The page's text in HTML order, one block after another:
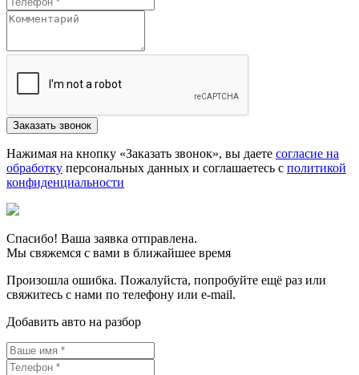
Нажимая на кнопку «Заказать звонок», вы даете согласие на
обработку персональных данных и соглашаетесь c политикой
конфиденциальности
Спасибо! Ваша заявка отправлена.
Мы свяжемся с вами в ближайшее время
Произошла ошибка. Пожалуйста, попробуйте ещё раз или
свяжитесь с нами по телефону или e-mail.
Добавить авто на разбор